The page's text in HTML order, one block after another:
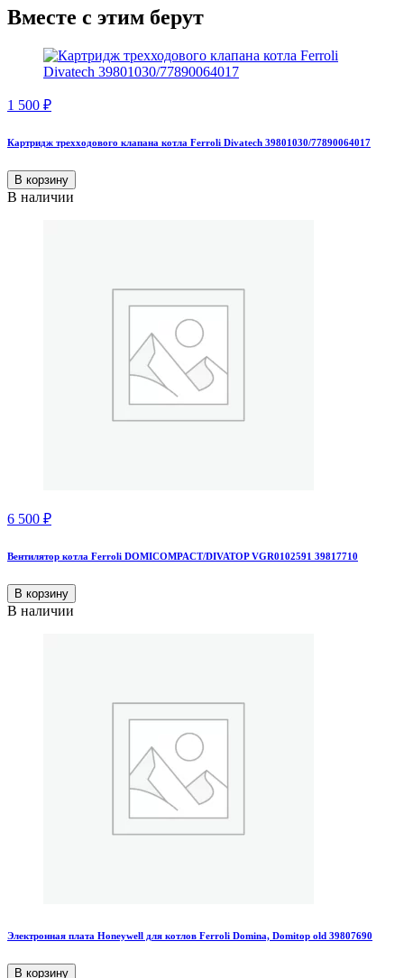
Вместе с этим берут
1 500 ₽
Картридж трехходового клапана котла Ferroli Divatech 39801030/77890064017
В корзину
В наличии
6 500 ₽
Вентилятор котла Ferroli DOMICOMPACT/DIVATOP VGR0102591 39817710
В корзину
В наличии
Электронная плата Honeywell для котлов Ferroli Domina, Domitop old 39807690
В корзину